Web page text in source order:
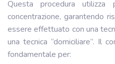
Questa procedura
concentrazione, garantendo
essere effettuato con una
una tecnica “domiciliare”. Il
fondamentale per: